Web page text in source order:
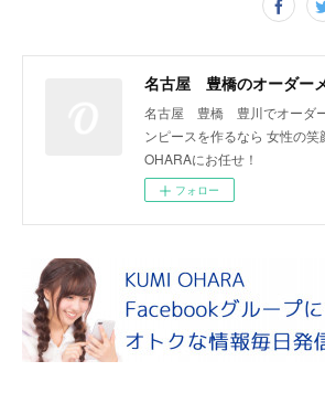
名古屋 豊橋 豊川でオーダ
ンピースを作るなら 女性の
OHARAにお任せ！
フォロー